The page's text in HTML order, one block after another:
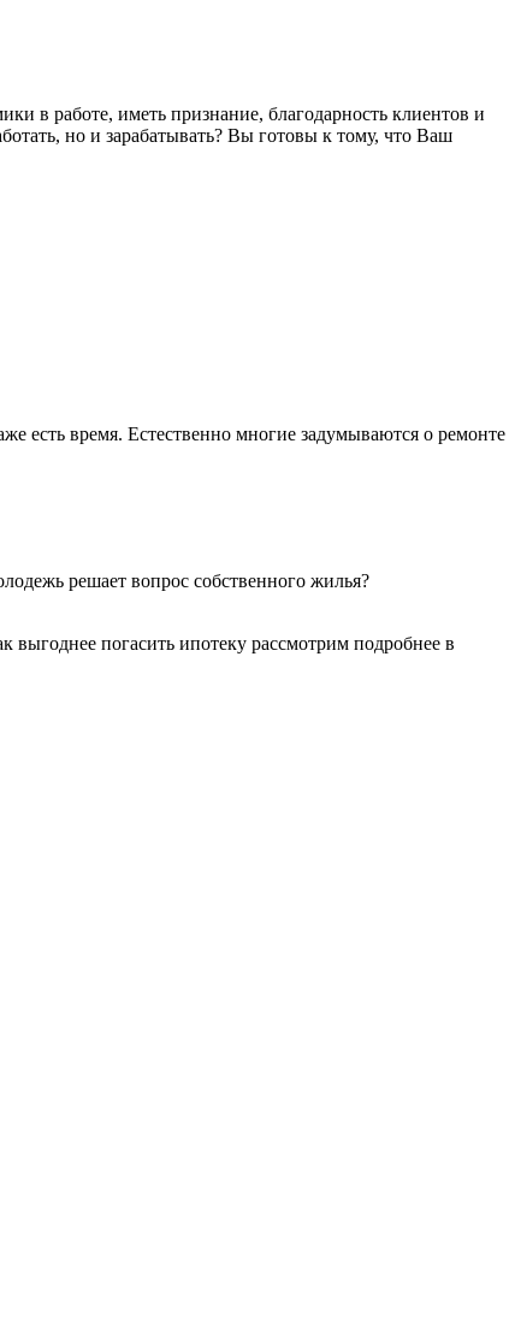
в работе, иметь признание, благодарность клиентов и
но и зарабатывать? Вы готовы к тому, что Ваш
есть время. Естественно многие задумываются о ремонте
решает вопрос собственного жилья?
выгоднее погасить ипотеку рассмотрим подробнее в